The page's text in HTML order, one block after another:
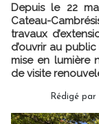
Depuis le 22
Cateau-
travaux
d’ouvrir au
mise en lumière
de visite
Rédigé par